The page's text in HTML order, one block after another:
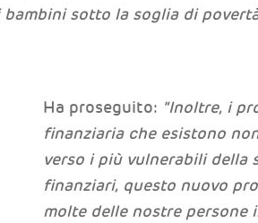
sotto la soglia di
Ha proseguito: "Inoltre, i
finanziaria che esistono
verso i più vulnerabili della
finanziari, questo nuovo
molte delle nostre persone